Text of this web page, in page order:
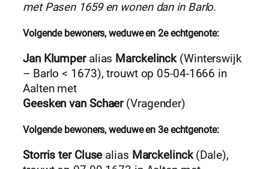
met Pasen 1659 en wonen dan in Barlo.
Volgende bewoners, weduwe en 2e echtgenote:
Jan Klumperalias Marckelinck(Winterswijk
– Barlo < 1673), trouwt op 05-04-1666 in
Aalten met
Geesken van Schaer(Vragender)
Volgende bewoners, weduwe en 3e echtgenote:
Storris ter Clusealias Marckelinck(Dale),